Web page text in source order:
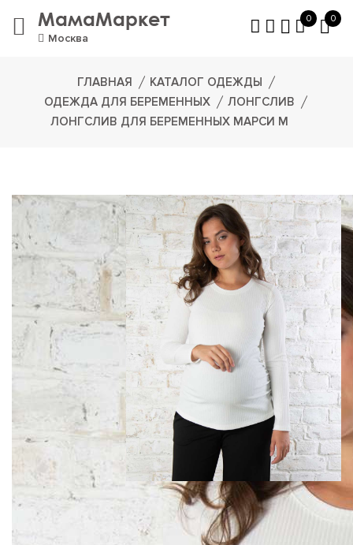
МамаМаркет
Москва
0 0
ГЛАВНАЯ
КАТАЛОГ ОДЕЖДЫ
ОДЕЖДА ДЛЯ БЕРЕМЕННЫХ
ЛОНГСЛИВ
ЛОНГСЛИВ ДЛЯ БЕРЕМЕННЫХ МАРСИ М